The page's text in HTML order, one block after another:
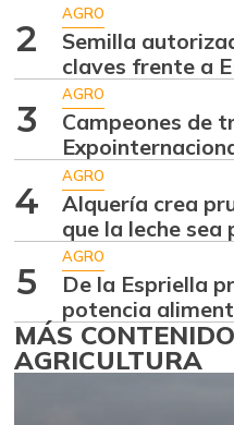
2
AGRO
Semilla
claves frente a
3
AGRO
Campeones de
4
AGRO
Alquería crea
que la leche sea
5
AGRO
De la Espriella
potencia
MÁS
AGRICULTURA